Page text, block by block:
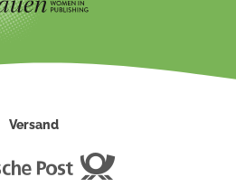
Versand